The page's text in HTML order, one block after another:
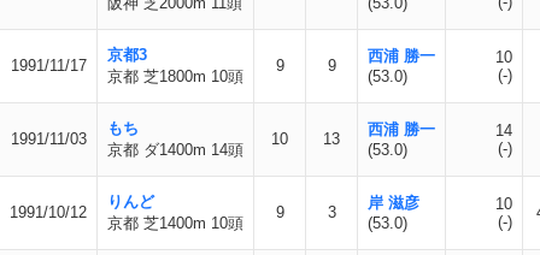
1991/11/17
京都3
京都 芝1800m 10頭
9 9
西浦 勝一
(53.0)
10
(-)
1991/11/03
もち
京都 ダ1400m 14頭
10 13
西浦 勝一
(53.0)
14
(-)
1991/10/12
りんど
京都 芝1400m 10頭
9 3
岸 滋彦
(53.0)
10
(-)